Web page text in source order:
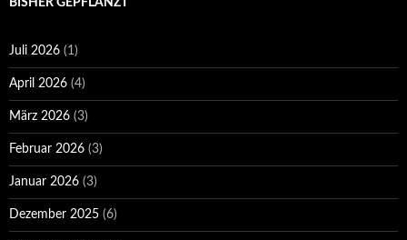
BISHER GEPFLANZT
Juli 2026 (1)
April 2026 (4)
März 2026 (3)
Februar 2026 (3)
Januar 2026 (3)
Dezember 2025 (6)